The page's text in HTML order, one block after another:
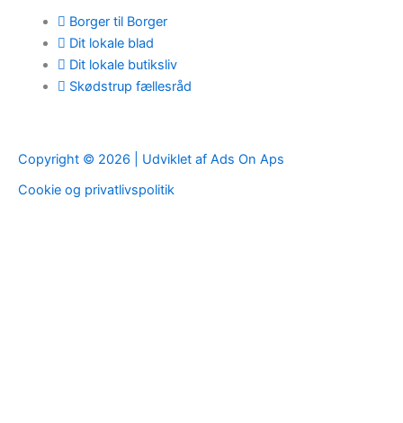
Borger til Borger
Dit lokale blad
Dit lokale butiksliv
Skødstrup fællesråd
Copyright © 2026 | Udviklet af Ads On Aps
Cookie og privatlivspolitik